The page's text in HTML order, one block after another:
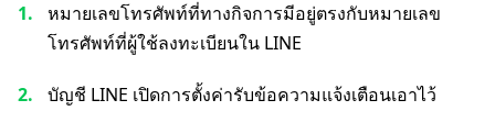
หมายเลขโทรศัพท์ที่ทางกิจการมีอยู่ตรงกับหมายเลข
โทรศัพท์ที่ผู้ใช้ลงทะเบียนใน LINE
บัญชี LINE เปิดการตั้งค่ารับข้อความแจ้งเตือนเอาไว้